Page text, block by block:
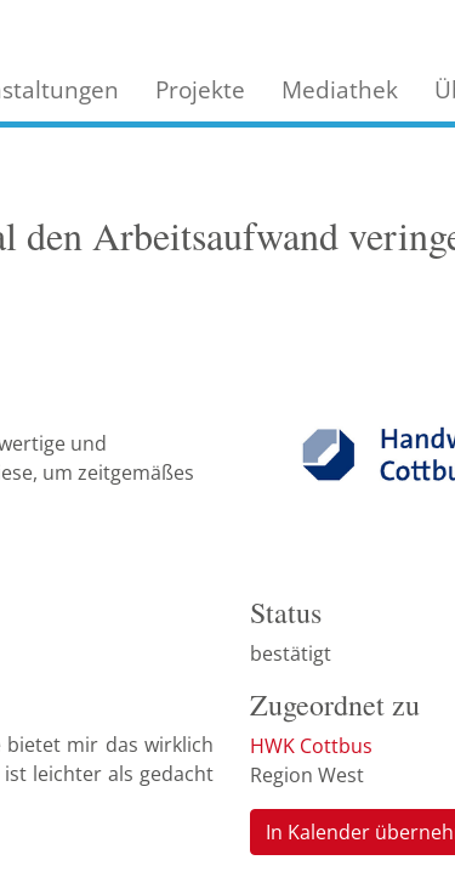
Projekte Mediathek
den Arbeitsaufwand
und
um zeitgemäßes
bietet mir das wirklich
leichter als gedacht
Status
bestätigt
Zugeordnet zu
HWK Cottbus
Region West
In Kalender